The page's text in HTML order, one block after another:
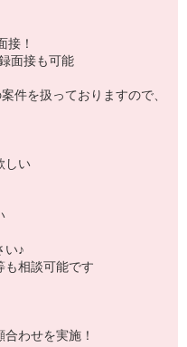
接！
面接も可能
件を扱っておりますので、
しい
い♪
相談可能です
わせを実施！